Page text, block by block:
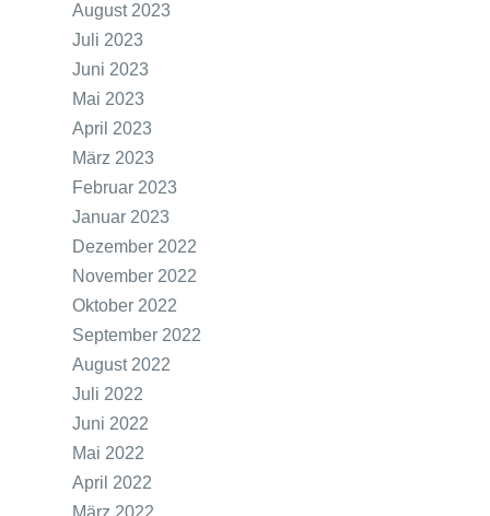
August 2023
Juli 2023
Juni 2023
Mai 2023
April 2023
März 2023
Februar 2023
Januar 2023
Dezember 2022
November 2022
Oktober 2022
September 2022
August 2022
Juli 2022
Juni 2022
Mai 2022
April 2022
März 2022